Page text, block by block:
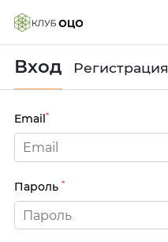
Вход Регистрация
Email*
Пароль *